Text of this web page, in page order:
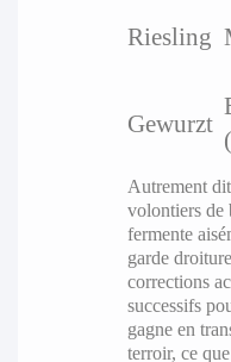
Riesling
Gewurzt
Autrement
volontiers de
fermente
garde
corrections
successifs
gagne en
terroir, ce